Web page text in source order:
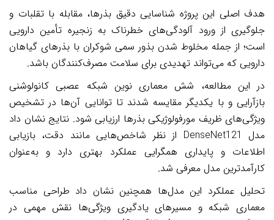
هدف اصلی این پروژه شناسایی دقیق بذرها، مقابله با تقلبات و
جلوگیری از ورود آلودگی‌های خطرناک به زنجیره تأمین دارویی
است؛ از جمله مخلوط شدن بذور سمی شوکران با بذرهای گیاهان
دارویی که می‌تواند تهدیدی برای سلامت مصرف‌کنندگان باشد.
در این مطالعه، شش معماری نوین شبکه عصبی کانولوشنی
بازآرایی و با یکدیگر مقایسه شدند تا توانایی آن‌ها در تشخیص
ویژگی‌های ظریف مورفولوژیکی بذرها ارزیابی شود. نتایج نشان داد
مدلDenseNet121 از نظر شاخص‌هایی مانند دقت، بازیابی
اطلاعات و پایداری همگرایی عملکرد بهتری دارد و به‌عنوان
کارآمدترین مدل معرفی شد.
تحلیل عملکرد این مدل‌ها همچنین نشان داد طراحی مناسب
معماری شبکه و مسیرهای یادگیری ویژگی‌ها نقش مهمی در